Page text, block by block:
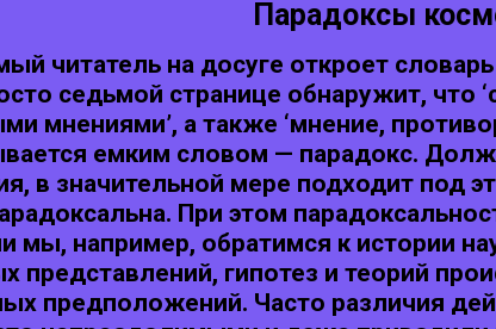
Парадоксы
читатель на досуге откроет
седьмой странице обнаружит, что
мнениями’, а также ‘мнение,
емким словом — парадокс.
в значительной мере подходит под
При этом
мы, например, обратимся к истории
представлений, гипотез и теорий
предположений. Часто различия